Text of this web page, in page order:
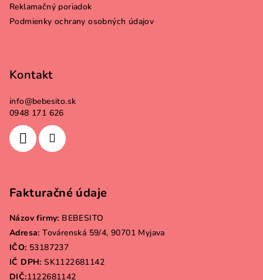
Reklamačný poriadok
Podmienky ochrany osobných údajov
Kontakt
info@bebesito.sk
0948 171 626
Fakturačné údaje
Názov firmy: BEBESITO
Adresa: Továrenská 59/4, 90701 Myjava
IČO: 53187237
IČ DPH: SK1122681142
DIČ:1122681142